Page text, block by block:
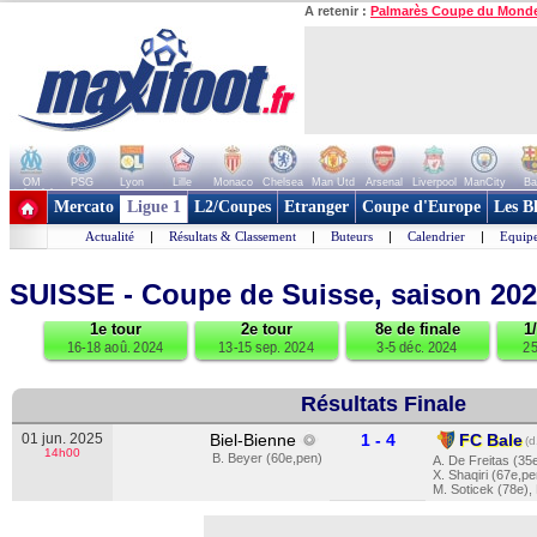
A retenir : Palmarès Coupe du
OM PSG Lyon Lille Monaco Chelsea Man Utd Arsenal Liverpool ManCity
+ de clubs
Mercato Ligue 1 L2/Coupes Etranger Coupe d'Europe Les
Actualité | Résultats & Classement | Buteurs | Calendrier |
SUISSE - Coupe de Suisse, saison
1e tour
16-18 aoû. 2024
2e tour
13-15 sep. 2024
8e de finale
3-5 déc. 2024
Résultats Finale
01 jun. 2025
14h00
Biel-Bienne
B. Beyer (60e,pen)
1 - 4 FC Bale
A. De Freitas
X. Shaqiri
M. Soticek (78e)